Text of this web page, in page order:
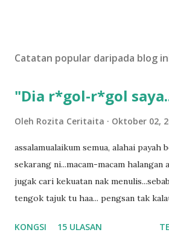
Catatan popular daripada blog
"Dia r*gol-r*gol
Oleh Rozita Ceritaita Oktober 02,
assalamualaikum semua, alahai payah
sekarang ni...macam-macam halangan
jugak cari kekuatan nak
tengok tajuk tu haa... pengsan tak
tau? yang sebut tu anak aku....diulangi
KONGSI 15 ULASAN